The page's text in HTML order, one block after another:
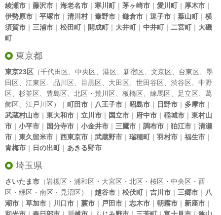
綾瀬市 ｜ 藤沢市 ｜ 海老名市 ｜ 寒川町｜ 茅ヶ崎市 ｜ 愛川町｜ 厚木市 ｜
伊勢原市 ｜ 平塚市 ｜ 清川村｜ 秦野市 ｜ 鎌倉市 ｜ 逗子市 ｜ 葉山町｜ 横
須賀市 ｜ 三浦市 ｜ 松田町｜ 開成町｜ 大井町｜ 中井町｜ 二宮町｜ 大磯
町
東京都
東京23区 （千代田区 中央区 港区 新宿区 文京区 台東区
墨
田区
江東区 品川区 目黒区 大田区 世田谷区 渋谷区
中野
区
杉並区 豊島区 北区 ・ 荒川区 板橋区 練馬区 足立区
葛
飾区
江戸川区）｜ 町田市 ｜ 八王子市 ｜ 昭島市 ｜ 日野市 ｜ 多摩市 ｜
武蔵村山市 ｜ 東大和市 ｜ 立川市 ｜ 国立市 ｜ 府中市 ｜ 稲城市 ｜ 東村山
市 ｜ 小平市 ｜ 国分寺市 ｜ 小金井市 ｜ 三鷹市 ｜ 調布市 ｜ 狛江市 ｜ 清瀬
市 ｜ 東久留米市 ｜ 西東京市 ｜ 武蔵野市 ｜ 瑞穂町｜ 羽村市 ｜ 福生市 ｜
青梅市 ｜ 日の出町｜ あきる野市
埼玉県
さいたま市 （岩槻区・浦和区・大宮区・北区・桜区・中央区・西
区・緑区・南区・見沼区）｜ 越谷市 ｜ 松伏町｜ 吉川市 ｜ 三郷市 ｜ 八
潮市 ｜ 草加市 ｜ 川口市 ｜ 蕨市 ｜ 戸田市 ｜ 志木市 ｜ 朝霧市 ｜ 新座市 ｜